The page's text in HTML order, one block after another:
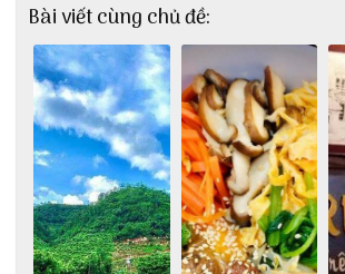
Bài viết cùng chủ đề: